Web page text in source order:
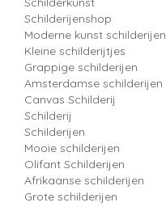
Schilderijenshop
Moderne kunst schilderijen
Kleine schilderijtjes
Grappige schilderijen
Amsterdamse schilderijen
Canvas Schilderij
Schilderij
Schilderijen
Mooie schilderijen
Olifant Schilderijen
Afrikaanse schilderijen
Grote schilderijen